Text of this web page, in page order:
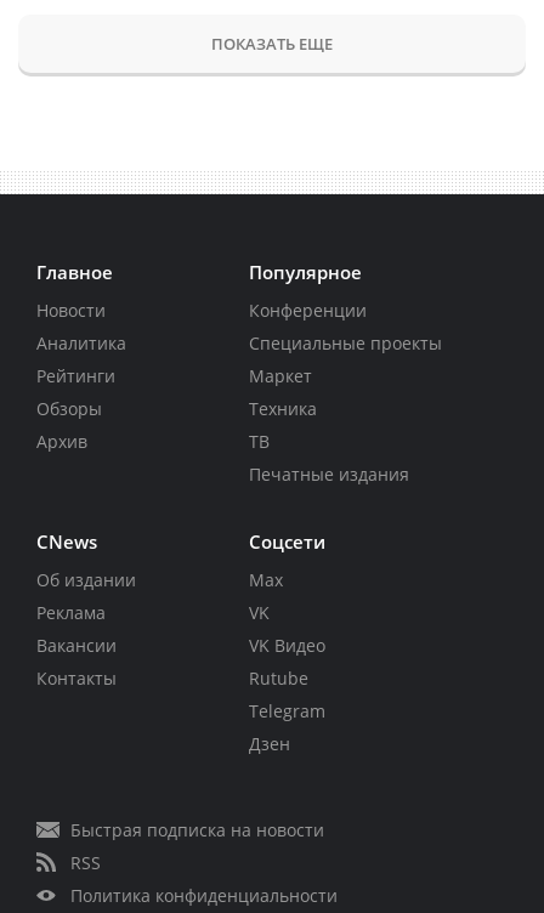
ПОКАЗАТЬ ЕЩЕ
Главное
Новости
Аналитика
Рейтинги
Обзоры
Архив
Популярное
Конференции
Специальные проекты
Маркет
Техника
ТВ
Печатные издания
CNews
Об издании
Реклама
Вакансии
Контакты
Соцсети
Max
VK
VK Видео
Rutube
Telegram
Дзен
Быстрая подписка на новости
RSS
Политика конфиденциальности